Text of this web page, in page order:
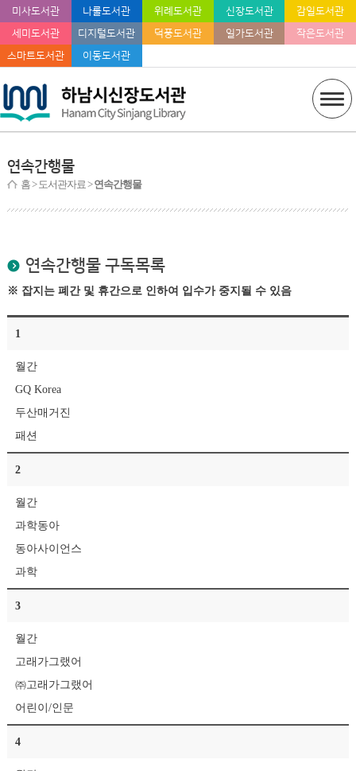
미사도서관 나룰도서관 위례도서관 신장도서관
감일도서관
세미도서관
디지털도서관 덕풍도서관 일가도서관
작은도서관
스마트도서관
이동도서관
연속간행물
홈> 도서관자료 >연속간행물
연속간행물 구독목록
※ 잡지는 폐간 및 휴간으로 인하여 입수가 중지될 수 있음
1
월간
GQ Korea
두산매거진
패션
2
월간
과학동아
동아사이언스
과학
3
월간
고래가그랬어
㈜고래가그랬어
어린이/인문
4